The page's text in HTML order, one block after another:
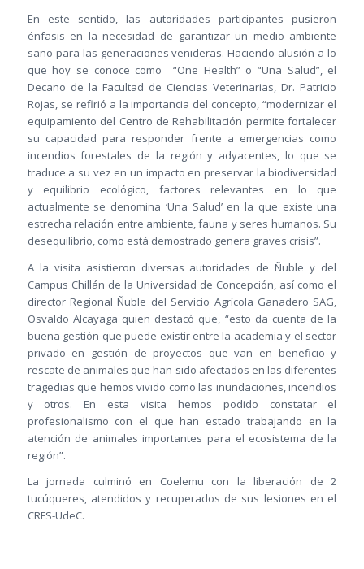
En este sentido, las autoridades participantes pusieron
énfasis en la necesidad de garantizar un medio ambiente
sano para las generaciones venideras. Haciendo alusión a lo
que hoy se conoce como “One Health” o “Una Salud”, el
Decano de la Facultad de Ciencias Veterinarias, Dr. Patricio
Rojas, se refirió a la importancia del concepto, “modernizar el
equipamiento del Centro de Rehabilitación permite fortalecer
su capacidad para responder frente a emergencias como
incendios forestales de la región y adyacentes, lo que se
traduce a su vez en un impacto en preservar la biodiversidad
y equilibrio ecológico, factores relevantes en lo que
actualmente se denomina ‘Una Salud’ en la que existe una
estrecha relación entre ambiente, fauna y seres humanos. Su
desequilibrio, como está demostrado genera graves crisis”.
A la visita asistieron diversas autoridades de Ñuble y del
Campus Chillán de la Universidad de Concepción, así como el
director Regional Ñuble del Servicio Agrícola Ganadero SAG,
Osvaldo Alcayaga quien destacó que, “esto da cuenta de la
buena gestión que puede existir entre la academia y el sector
privado en gestión de proyectos que van en beneficio y
rescate de animales que han sido afectados en las diferentes
tragedias que hemos vivido como las inundaciones, incendios
y otros. En esta visita hemos podido constatar el
profesionalismo con el que han estado trabajando en la
atención de animales importantes para el ecosistema de la
región”.
La jornada culminó en Coelemu con la liberación de 2
tucúqueres, atendidos y recuperados de sus lesiones en el
CRFS-UdeC.